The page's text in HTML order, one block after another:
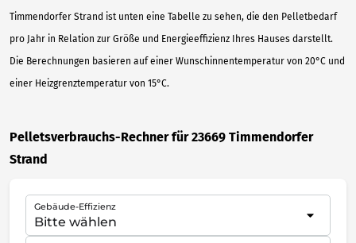
Timmendorfer Strand ist unten eine Tabelle zu sehen, die den Pelletbedarf
pro Jahr in Relation zur Größe und Energieeffizienz Ihres Hauses darstellt.
Die Berechnungen basieren auf einer Wunschinnentemperatur von 20°C und
einer Heizgrenztemperatur von 15°C.
Pelletsverbrauchs-Rechner für 23669 Timmendorfer
Strand
Gebäude-Effizienz